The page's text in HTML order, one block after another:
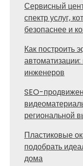
Сервисный
спектр услуг,
безопаснее и
Как построить
автоматизации:
инженеров
SEO-
региональной
Пластиковые
подобрать
дома